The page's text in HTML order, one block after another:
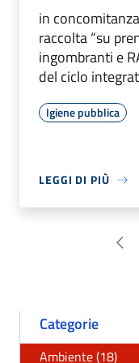
in
raccolta “su
ingombranti e
del ciclo
Igiene pubblica
LEGGI DI PIÙ
Categorie
Ambiente (18)